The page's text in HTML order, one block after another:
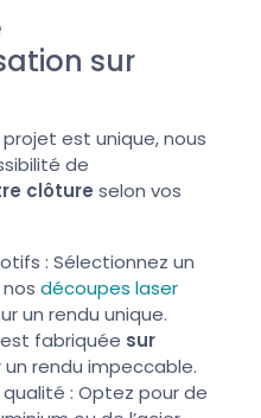
sur
est unique, nous
de
clôture selon vos
: Sélectionnez un
découpes laser
un rendu unique.
fabriquée sur
un rendu impeccable.
: Optez pour de